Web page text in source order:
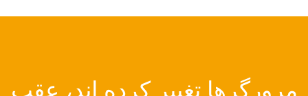
مرورگرها تغییر کرده اند، عقب